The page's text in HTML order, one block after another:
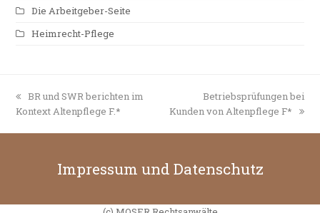
Die Arbeitgeber-Seite
Heimrecht-Pflege
vorheriger
Beitrag:
BR und SWR berichten im
Kontext Altenpflege F.*
Nächster
Beitrag:
Betriebsprüfungen bei
Kunden von Altenpflege F*
Impressum und Datenschutz